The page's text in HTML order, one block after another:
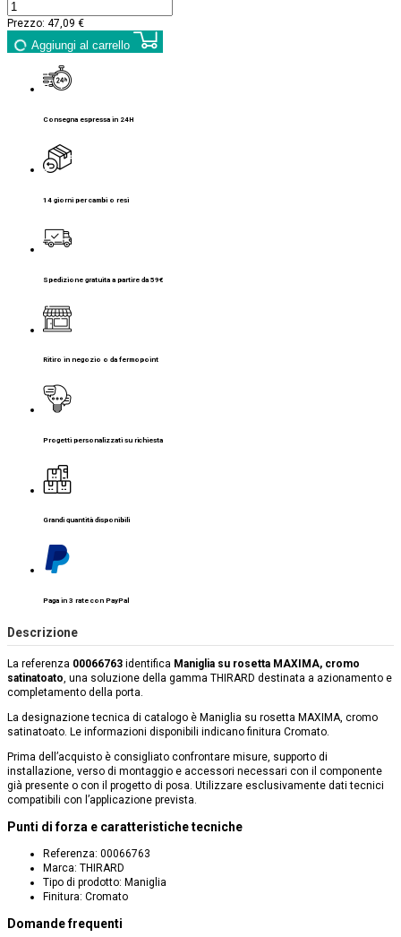
Prezzo: 47,09 €
Aggiungi al carrello
Consegna espressa in 24H
14 giorni per cambi o resi
Spedizione gratuita a partire da 59€
Ritiro in negozio o da fermopoint
Progetti personalizzati su richiesta
Grandi quantità disponibili
Paga in 3 rate con PayPal
Descrizione
La referenza 00066763 identifica Maniglia su rosetta MAXIMA, cromo
satinatoato, una soluzione della gamma THIRARD destinata a azionamento e
completamento della porta.
La designazione tecnica di catalogo è Maniglia su rosetta MAXIMA, cromo
satinatoato. Le informazioni disponibili indicano finitura Cromato.
Prima dell’acquisto è consigliato confrontare misure, supporto di
installazione, verso di montaggio e accessori necessari con il componente
già presente o con il progetto di posa. Utilizzare esclusivamente dati tecnici
compatibili con l’applicazione prevista.
Punti di forza e caratteristiche tecniche
Referenza: 00066763
Marca: THIRARD
Tipo di prodotto: Maniglia
Finitura: Cromato
Domande frequenti